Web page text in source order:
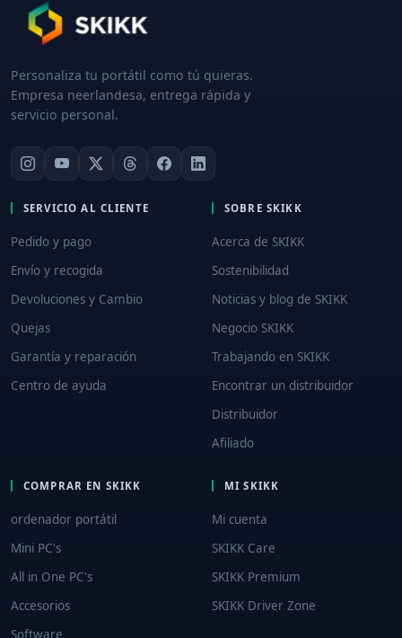
Personaliza tu portátil como tú quieras.
Empresa neerlandesa, entrega rápida y
servicio personal.
SERVICIO AL CLIENTE
Pedido y pago
Envío y recogida
Devoluciones y Cambio
Quejas
Garantía y reparación
Centro de ayuda
SOBRE SKIKK
Acerca de SKIKK
Sostenibilidad
Noticias y blog de SKIKK
Negocio SKIKK
Trabajando en SKIKK
Encontrar un distribuidor
Distribuidor
Afiliado
COMPRAR EN SKIKK
ordenador portátil
Mini PC's
All in One PC's
Accesorios
Software
MI SKIKK
Mi cuenta
SKIKK Care
SKIKK Premium
SKIKK Driver Zone